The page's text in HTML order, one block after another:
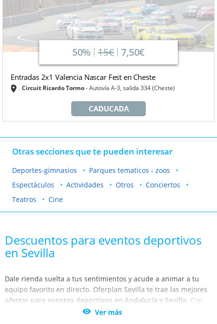
50% 15€ 7,50€
Entradas 2x1 Valencia Nascar Fest en Cheste
Circuit Ricardo Tormo Autovía A-3, salida 334 (Cheste)
CADUCADA
Otras secciones que te pueden interesar
Deportes-gimnasios
Parques tematicos - zoos
Espectáculos
Actividades Otros
Conciertos
Teatros
Cine
Descuentos para eventos deportivos
en Sevilla
Dale rienda suelta a tus sentimientos y acude a animar a tu
equipo favorito en directo. Oferplan Sevilla te trae las mejores
ofertas para eventos deportivos en Andalucía y Sevilla. Con
esta selección de eventos podrás disfrutar de los mejores
 Ver más